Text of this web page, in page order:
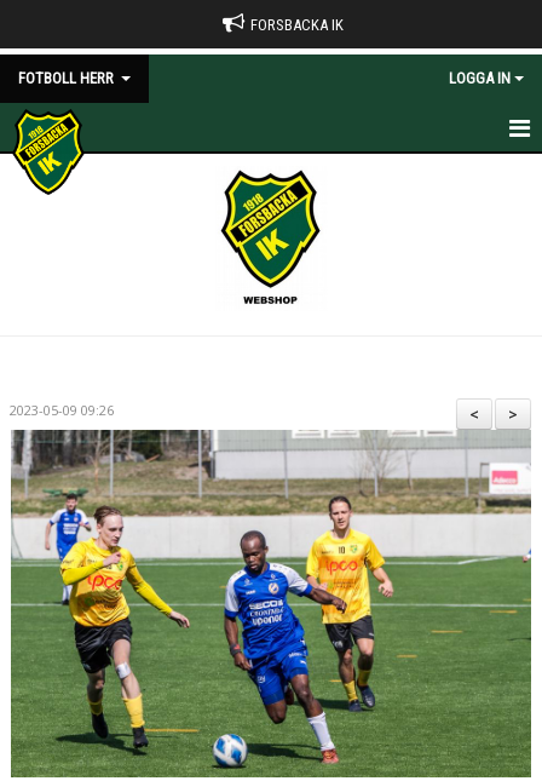
FORSBACKA IK
FOTBOLL HERR LOGGA IN
HEM
KONTAKT
>
<
2023-05-09 09:26